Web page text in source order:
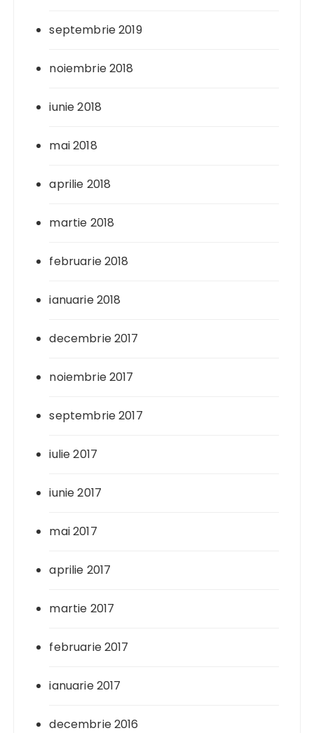
septembrie 2019
noiembrie 2018
iunie 2018
mai 2018
aprilie 2018
martie 2018
februarie 2018
ianuarie 2018
decembrie 2017
noiembrie 2017
septembrie 2017
iulie 2017
iunie 2017
mai 2017
aprilie 2017
martie 2017
februarie 2017
ianuarie 2017
decembrie 2016